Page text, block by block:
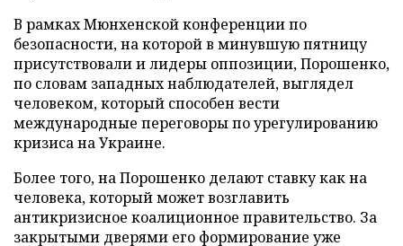
В рамках Мюнхенской конференции по
безопасности, на которой в минувшую пятницу
присутствовали и лидеры оппозиции, Порошенко,
по словам западных наблюдателей, выглядел
человеком, который способен вести
международные переговоры по урегулированию
кризиса на Украине.
Более того, на Порошенко делают ставку как на
человека, который может возглавить
антикризисное коалиционное правительство. За
закрытыми дверями его формирование уже